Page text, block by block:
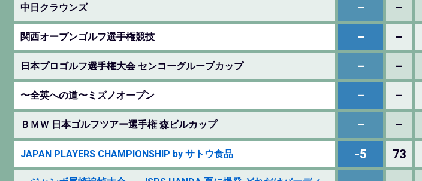
中日クラウンズ – –
関西オープンゴルフ選手権競技 – –
日本プロゴルフ選手権大会 センコーグループカップ – –
〜全英への道〜ミズノオープン – –
ＢＭＷ 日本ゴルフツアー選手権 森ビルカップ – –
JAPAN PLAYERS CHAMPIONSHIP by サトウ食品 -5 73